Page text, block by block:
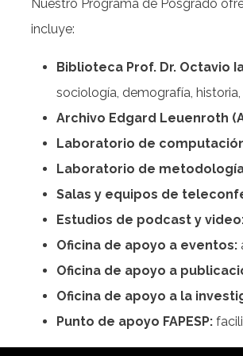
Nuestro Programa de Posgrado
incluye:
Biblioteca Prof. Dr. Octavio
sociología, demografía,
Archivo Edgard Leuenroth
Laboratorio de
Laboratorio de
Salas y equipos de
Estudios de podcast y
Oficina de apoyo a eventos:
Oficina de apoyo a
Oficina de apoyo a la
Punto de apoyo FAPESP: